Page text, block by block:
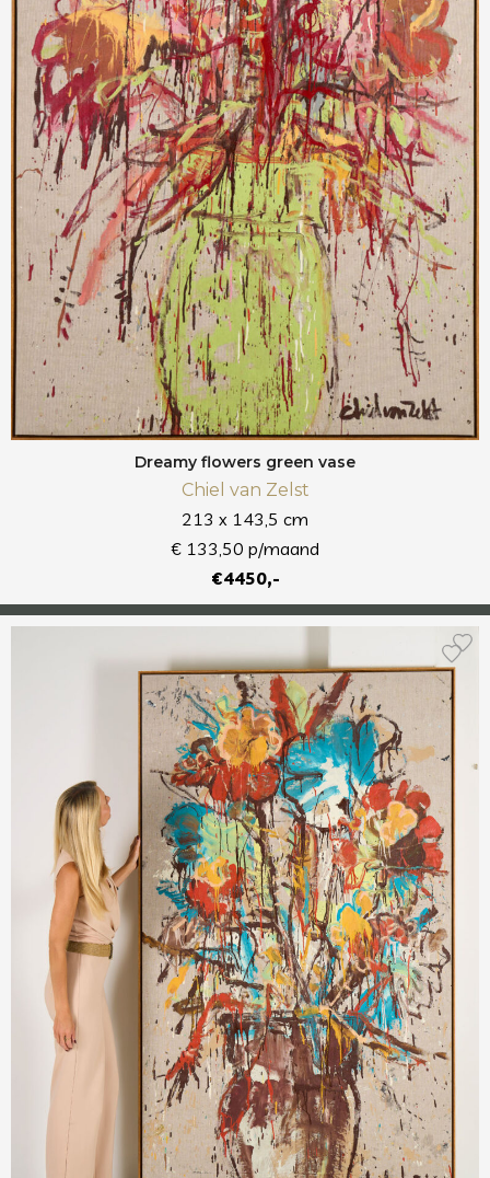
Dreamy flowers green vase
Chiel van Zelst
213 x 143,5 cm
€ 133,50 p/maand
€4450,-